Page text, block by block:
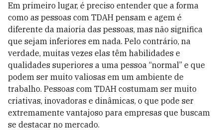
Em primeiro lugar, é preciso entender que a forma
como as pessoas com TDAH pensam e agem é
diferente da maioria das pessoas, mas não significa
que sejam inferiores em nada. Pelo contrário, na
verdade, muitas vezes elas têm habilidades e
qualidades superiores a uma pessoa “normal” e que
podem ser muito valiosas em um ambiente de
trabalho. Pessoas com TDAH costumam ser muito
criativas, inovadoras e dinâmicas, o que pode ser
extremamente vantajoso para empresas que buscam
se destacar no mercado.